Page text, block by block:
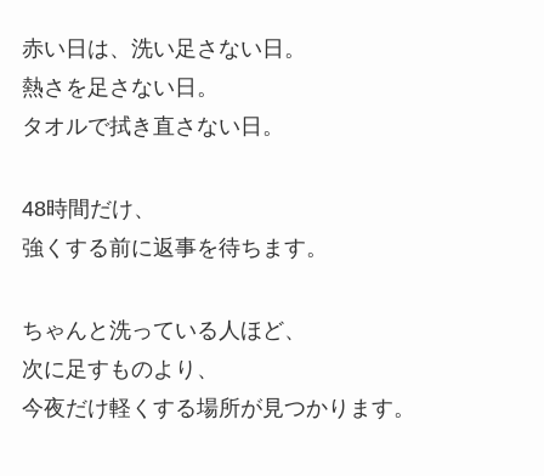
赤い日は、洗い足さない日。
熱さを足さない日。
タオルで拭き直さない日。
48時間だけ、
強くする前に返事を待ちます。
ちゃんと洗っている人ほど、
次に足すものより、
今夜だけ軽くする場所が見つかります。